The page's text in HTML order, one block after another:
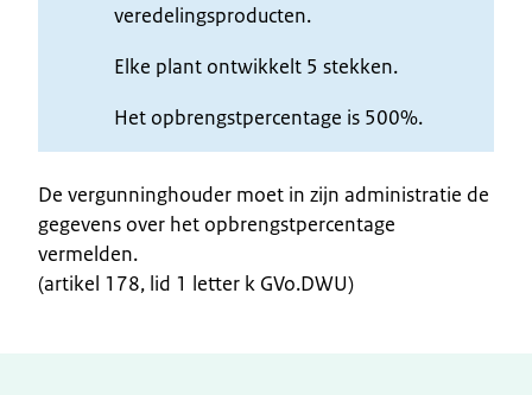
veredelingsproducten.
Elke plant ontwikkelt 5 stekken.
Het opbrengstpercentage is 500%.
De vergunninghouder moet in zijn administratie de
gegevens over het opbrengstpercentage
vermelden.
(artikel 178, lid 1 letter k GVo.DWU)